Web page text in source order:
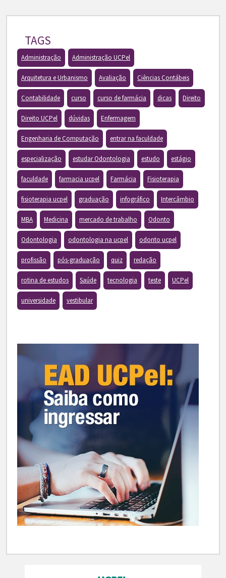
TAGS
Administração Administração UCPel
Arquitetura e Urbanismo Avaliação Ciências Contábeis
Contabilidade curso curso de farmácia dicas Direito
Direito UCPel dúvidas Enfermagem
Engenharia de Computação entrar na faculdade
especialização estudar Odontologia estudo estágio
faculdade farmacia ucpel Farmácia Fisioterapia
fisioterapia ucpel graduação infográfico Intercâmbio
MBA Medicina mercado de trabalho Odonto
Odontologia odontologia na ucpel odonto ucpel
profissão pós-graduação quiz redação
rotina de estudos Saúde tecnologia teste UCPel
universidade vestibular